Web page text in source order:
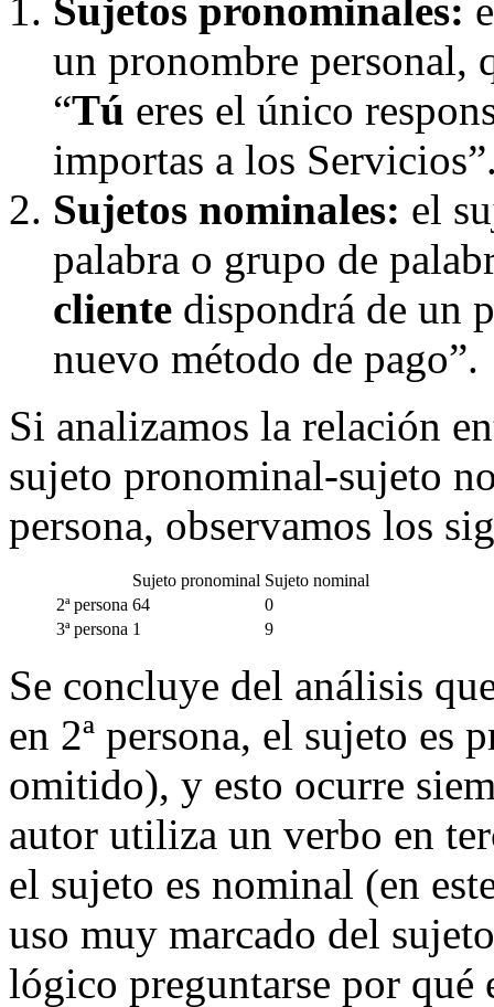
Sujetos pronominales:
un pronombre personal,
“Tú eres el único
importas a los
Sujetos nominales: el
palabra o grupo de
cliente dispondrá de un
nuevo método de pago”.
Si analizamos la relación
sujeto pronominal-sujeto
persona, observamos los
Sujeto pronominal Sujeto nominal
2ª persona 64
0
3ª persona 1 9
Se concluye del análisis
en 2ª persona, el sujeto es
omitido), y esto ocurre
autor utiliza un verbo en
el sujeto es nominal (en
uso muy marcado del
lógico preguntarse por qué